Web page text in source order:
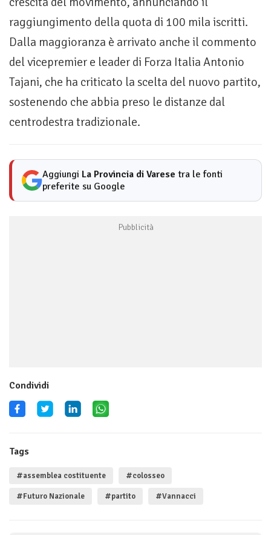
raggiungimento della quota di 100 mila iscritti.
Dalla maggioranza è arrivato anche il commento
del vicepremier e leader di Forza Italia Antonio
Tajani, che ha criticato la scelta del nuovo partito,
sostenendo che abbia preso le distanze dal
centrodestra tradizionale.
Aggiungi La Provincia di Varese tra le fonti
preferite su Google
Condividi
Tags
#assemblea costituente #colosseo
#Futuro Nazionale #partito #Vannacci